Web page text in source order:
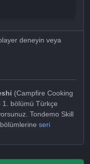
deneyin veya
(Campfire Cooking
1. bölümü Türkçe
Tondemo Skill
seri